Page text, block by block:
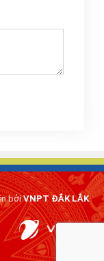
bởiVNPT ĐẮK LẮK